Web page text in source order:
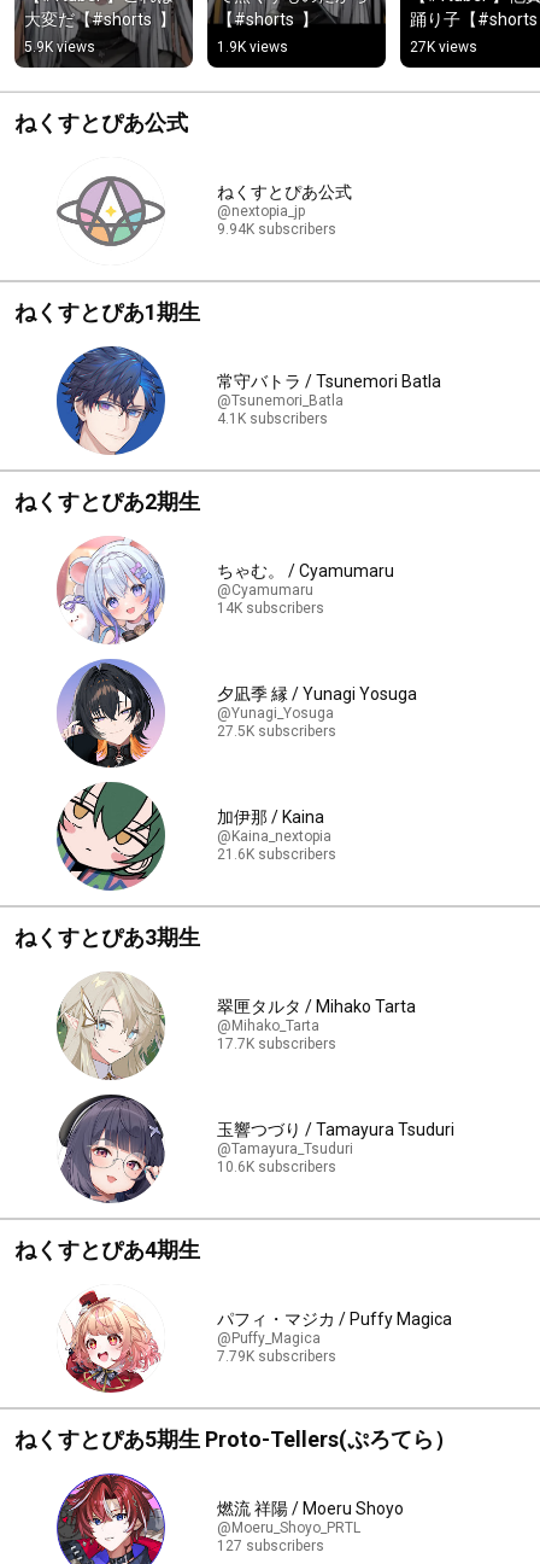
大変だ【#shorts  】
5.9K views
【#shorts  】
1.9K views
踊り子【#shorts
27K views
ねくすとぴあ公式
ねくすとぴあ公式
@nextopia_jp
9.94K subscribers
ねくすとぴあ1期生
常守バトラ / Tsunemori Batla
@Tsunemori_Batla
4.1K subscribers
ねくすとぴあ2期生
ちゃむ。 / Cyamumaru
@Cyamumaru
14K subscribers
夕凪季 縁 / Yunagi Yosuga
@Yunagi_Yosuga
27.5K subscribers
加伊那 / Kaina
@Kaina_nextopia
21.6K subscribers
ねくすとぴあ3期生
翠匣タルタ / Mihako Tarta
@Mihako_Tarta
17.7K subscribers
玉響つづり / Tamayura Tsuduri
@Tamayura_Tsuduri
10.6K subscribers
ねくすとぴあ4期生
パフィ・マジカ / Puffy Magica
@Puffy_Magica
7.79K subscribers
ねくすとぴあ5期生 Proto-Tellers(ぷろてら）
燃流 祥陽 / Moeru Shoyo
@Moeru_Shoyo_PRTL
127 subscribers